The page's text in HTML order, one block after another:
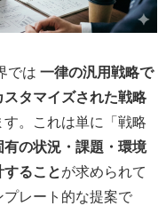
では 一律の汎用戦略で
タマイズされた戦略
。これは単に「戦略
有の状況・課題・環境
ることが求められて
レート的な提案で